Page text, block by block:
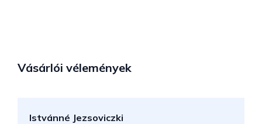
Vásárlói vélemények
Istvánné Jezsoviczki